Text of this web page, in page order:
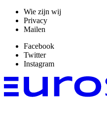
Wie zijn wij
Privacy
Mailen
Facebook
Twitter
Instagram